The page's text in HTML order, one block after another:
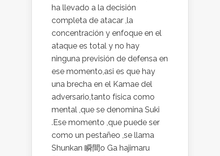
ha llevado a la decisión
completa de atacar ,la
concentración y enfoque en el
ataque es total y no hay
ninguna previsión de defensa en
ese momento,asi es que hay
una brecha en el Kamae del
adversario,tanto física como
mental ,que se denomina Suki
.Ese momento ,que puede ser
como un pestañeo ,se llama
Shunkan 瞬間o Ga hajimaru